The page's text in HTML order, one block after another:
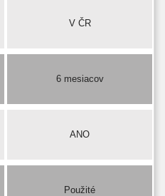
V ČR
6 mesiacov
ANO
Použité